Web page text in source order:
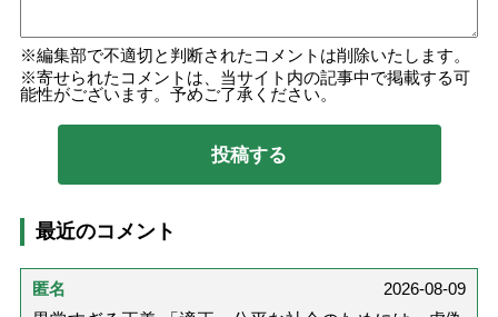
編集部で不適切と判断されたコメントは削除いたします。
寄せられたコメントは、当サイト内の記事中で掲載する可
能性がございます。予めご了承ください。
最近のコメント
匿名
2026-08-09